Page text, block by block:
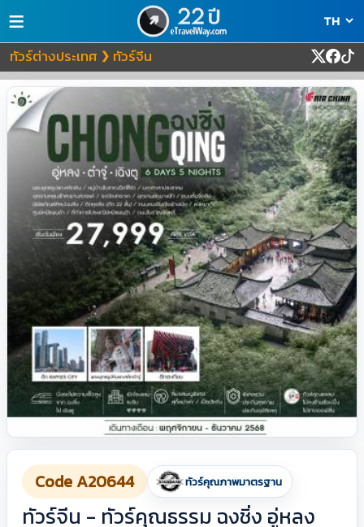
≡
ทัวร์ต่างประเทศ ❯ ทัวร์จีน
Code A20644 ทัวร์คุณภาพมาตรฐาน
ทัวร์จีน - ทัวร์คุณธรรม ฉงชิ่ง อู่หลง